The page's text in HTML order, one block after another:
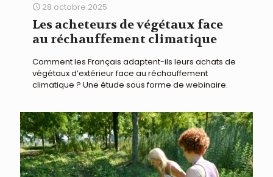
28 octobre 2025
Les acheteurs de végétaux face
au réchauffement climatique
Comment les Français adaptent-ils leurs achats de
végétaux d’extérieur face au réchauffement
climatique ? Une étude sous forme de webinaire.